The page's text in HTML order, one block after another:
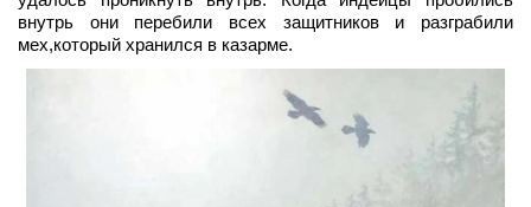
внутрь они перебили всех защитников и разграбили
мех,который хранился в казарме.